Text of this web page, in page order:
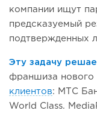
компании ищут
предсказуемый
подтвержденных
Эту задачу
франшиза нового
клиентов: МТС
World Class.